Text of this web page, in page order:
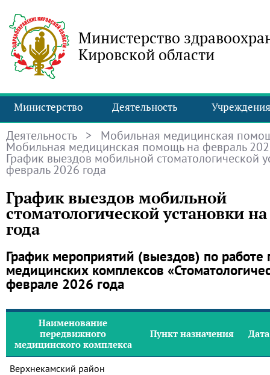
Министерство
Кировской области
Министерство Деятельность Учреждения
Деятельность > Мобильная медицинская
Мобильная медицинская помощь на февраль
График выездов мобильной стоматологической
февраль 2026 года
График выездов мобильной
стоматологической установки
года
График мероприятий (выездов) по
медицинских комплексов
феврале 2026 года
Наименование
передвижного
медицинского комплекса
Пункт назначения
Верхнекамский район